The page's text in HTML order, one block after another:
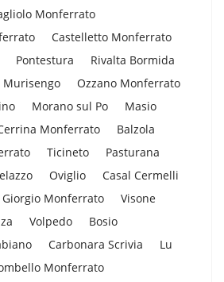
Monferrato
Castelletto Monferrato
Pontestura
Rivalta Bormida
Murisengo
Ozzano Monferrato
Morano sul Po
Masio
Monferrato
Balzola
Ticineto
Pasturana
Oviglio
Casal Cermelli
Giorgio Monferrato
Visone
Volpedo
Bosio
Carbonara Scrivia
Lu
Monferrato